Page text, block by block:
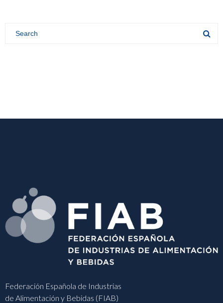
Federación Española de Industrias
de Alimentación y Bebidas (FIAB)